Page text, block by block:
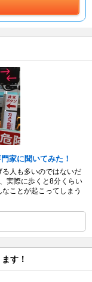
家に聞いてみた！
人も多いのではないだ
実際に歩くと8分くらい
ことが起こってしまう
す！